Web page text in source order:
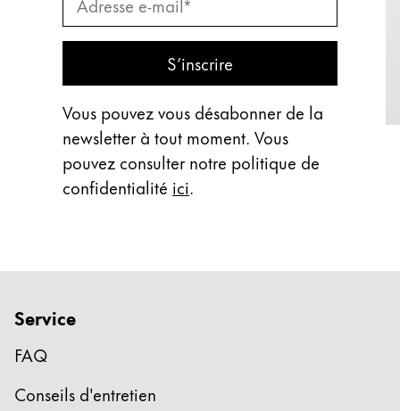
S’inscrire
Vous pouvez vous désabonner de la
newsletter à tout moment. Vous
pouvez consulter notre politique de
confidentialité ici.
Service
FAQ
Conseils d'entretien